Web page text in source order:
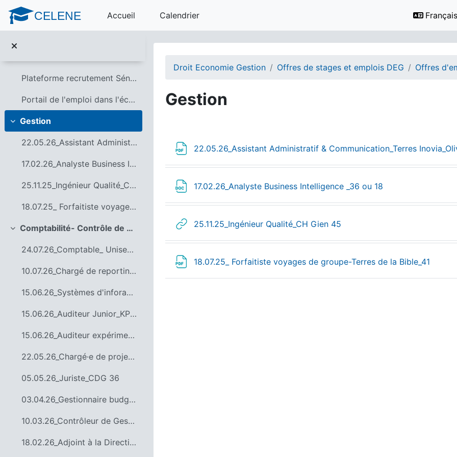
Passer au contenu principal
CELENE Accueil Calendrier
Droit Economie Gestion Offres de stages et emplois DEG Offres
Gestion
22.05.26_Assistant Administratif & Communication_Terres
17.02.26_Analyste Business Intelligence _36 ou 18
25.11.25_Ingénieur Qualité_CH Gien 45
18.07.25_ Forfaitiste voyages de groupe-Terres de la Bible_41
Plateforme recrutement Sénat
Portail de l'emploi dans l'économie sociale et solidaire
Replier
Gestion
22.05.26_Assistant Administratif & Communication_Terres Inovia_Olivet45
17.02.26_Analyste Business Intelligence _36 ou 18
25.11.25_Ingénieur Qualité_CH Gien 45
18.07.25_ Forfaitiste voyages de groupe-Terres de la Bible_41
Replier
Comptabilité- Contrôle de Gestion - Audit_ Systèmes d'information
24.07.26_Comptable_ Unisens Audit_36
10.07.26_Chargé de reporting & data – Valloire Habitat_Orléans
15.06.26_Systèmes d'inforamtion_Le service du commissariat des armées (SCA)
15.06.26_Auditeur Junior_KPMG 45
15.06.26_Auditeur expérimenté_KPMG Orléans
22.05.26_Chargé·e de projet analyse financière et budget vert_Agence de l'eau Loire Bretagne45 (copie)
05.05.26_Juriste_CDG 36
03.04.26_Gestionnaire budgétaire et comptable_Ville SEMOY 45 (copie)
10.03.26_Contrôleur de Gestion_Burban Palettes_45
18.02.26_Adjoint à la Direction des finances_Ville de Saran 45